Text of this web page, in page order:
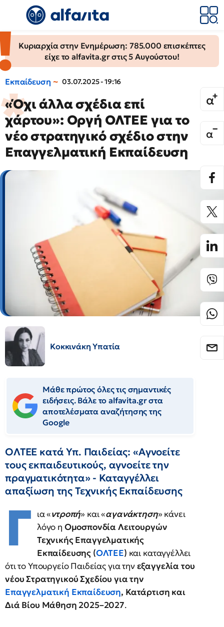
Κυριαρχία στην Ενημέρωση: 785.000 επισκέπτες
είχε το alfavita.gr στις 5 Αυγούστου!
Εκπαίδευση 03.07.2025 - 19:16
«Όχι άλλα σχέδια επί
χάρτου»: Οργή ΟΛΤΕΕ για το
νέο στρατηγικό σχέδιο στην
Επαγγελματική Εκπαίδευση
Κοκκινάκη Υπατία
Μάθε πρώτος όλες τις σημαντικές
ειδήσεις. Βάλε το alfavita.gr στα
αποτελέσματα αναζήτησης της
Google
ΟΛΤΕΕ κατά Υπ. Παιδείας: «Αγνοείτε
τους εκπαιδευτικούς, αγνοείτε την
πραγματικότητα» - Καταγγέλλει
απαξίωση της Τεχνικής Εκπαίδευσης
Γ ια «ντροπή» και «αγανάκτηση» κάνει
λόγο η Ομοσπονδία Λειτουργών
Τεχνικής Επαγγελματικής
Εκπαίδευσης (ΟΛΤΕΕ) και καταγγέλλει
ότι το Υπουργείο Παιδείας για τηνεξαγγελία του
νέου Στρατηγικού Σχεδίου για την
Επαγγελματική Εκπαίδευση, Κατάρτιση και
Διά Βίου Μάθηση 2025–2027.